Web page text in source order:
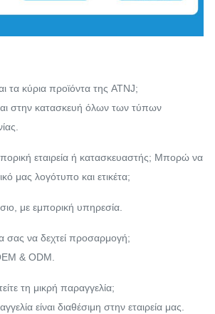
τα κύρια προϊόντα της ATNJ;
στην κατασκευή όλων των τύπων
εταιρεία ή κατασκευαστής; Μπορώ να
μας λογότυπο και ετικέτα;
με εμπορική υπηρεσία.
σας να δεχτεί προσαρμογή;
& ODM.
τη μικρή παραγγελία;
είναι διαθέσιμη στην εταιρεία μας.